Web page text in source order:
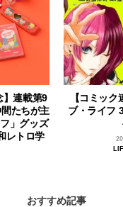
】連載第9
たちが主
」グッズ
レトロ学
【コミッ
ブ・ライフ
おすすめ記事